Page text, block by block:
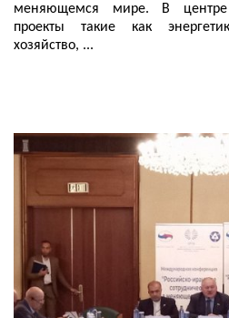
меняющемся мире. В центре
проекты такие как
хозяйство, ...